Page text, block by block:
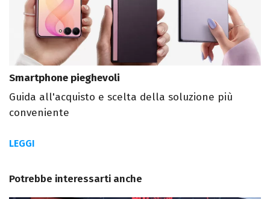
Smartphone pieghevoli
Guida all'acquisto e scelta della soluzione più
conveniente
LEGGI
Potrebbe interessarti anche